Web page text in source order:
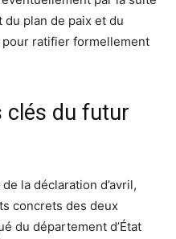
plan de paix et du
ratifier formellement
clés du futur
la déclaration d’avril,
concrets des deux
du département d’État